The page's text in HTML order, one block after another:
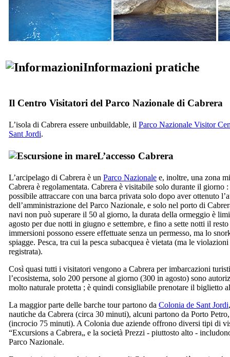
Informazioni pratiche
Il Centro Visitatori del Parco Nazionale di Cabrera
L’isola di Cabrera essere unbuildable, il Parco Nazionale Visitor
Sant Jordi.
L’accesso Cabrera
L’arcipelago di Cabrera è un Parco Nazionale e, inoltre, una zona
Cabrera è regolamentata. Cabrera è visitabile solo durante il giorno :
possibile attraccare con una barca privata solo dopo aver ottenuto
dell’amministrazione del Parco Nazionale, e solo nel porto di
navi non può superare il 50 al giorno, la durata della ormeggio è
agosto per due notti in giugno e settembre, e fino a sette notti il
immersioni possono essere effettuate senza un permesso, ma lo
spiagge. Pesca, tra cui la pesca subacquea è vietata (ma le
registrata).
Così quasi tutti i visitatori vengono a Cabrera per imbarcazioni
l’ecosistema, solo 200 persone al giorno (300 in agosto) sono
molto naturale protetta ; è quindi consigliabile prenotare il biglietto
La maggior parte delle barche tour partono da Colonia de Sant Jordi
nautiche da Cabrera (circa 30 minuti), alcuni partono da Porto Petro
(incrocio 75 minuti). A Colonia due aziende offrono diversi tipi di
“Excursions a Cabrera„ e la società Prezzi - piuttosto alto -
Parco Nazionale.